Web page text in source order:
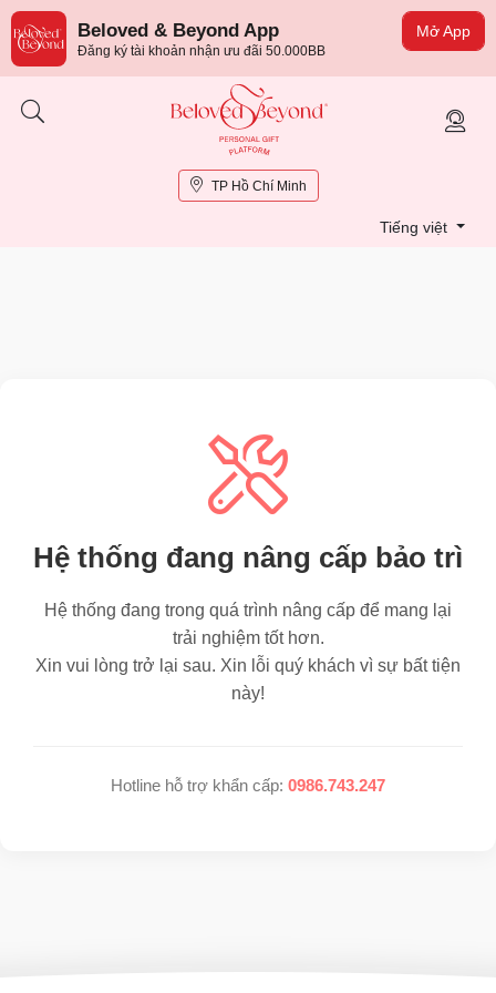
Mở App
Beloved & Beyond App
Đăng ký tài khoản nhận ưu đãi 50.000BB
TP Hồ Chí Minh
Tiếng việt
Hệ thống đang nâng cấp bảo trì
Hệ thống đang trong quá trình nâng cấp để mang lại
trải nghiệm tốt hơn.
Xin vui lòng trở lại sau. Xin lỗi quý khách vì sự bất tiện
này!
Hotline hỗ trợ khẩn cấp: 0986.743.247